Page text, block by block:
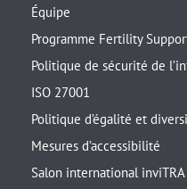
Équipe
Programme Fertility
Politique de sécurité de
ISO 27001
Politique d’égalité et
Mesures d’accessibilité
Salon international inviTRA